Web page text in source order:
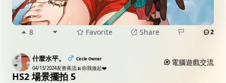
8 Favorite Share 2
什麼水平。 Circle Owner
04/13/2024友善蕉流🍌你我做起❤️
電腦遊戲交流
HS2 場景擺拍 5